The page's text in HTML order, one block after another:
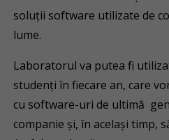
soluții software utilizate de
lume.
Laboratorul va putea fi
studenți în fiecare an, care
cu software-uri de ultimă
companie și, în același timp,